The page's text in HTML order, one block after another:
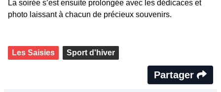
La soirée s’est ensuite prolongée avec les dédicaces et
photo laissant à chacun de précieux souvenirs.
Les Saisies Sport d'hiver
Partager